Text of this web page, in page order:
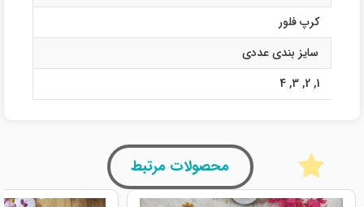
کرپ فلور
سایز بندی عددی
1
,
2
,
3
,
4
محصولات مرتبط